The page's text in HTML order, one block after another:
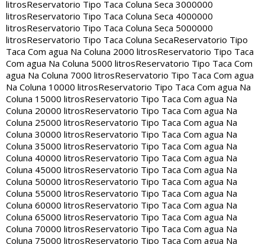
litrosReservatorio Tipo Taca Coluna Seca 3000000
litrosReservatorio Tipo Taca Coluna Seca 4000000
litrosReservatorio Tipo Taca Coluna Seca 5000000
litrosReservatorio Tipo Taca Coluna SecaReservatorio Tipo
Taca Com agua Na Coluna 2000 litrosReservatorio Tipo Taca
Com agua Na Coluna 5000 litrosReservatorio Tipo Taca Com
agua Na Coluna 7000 litrosReservatorio Tipo Taca Com agua
Na Coluna 10000 litrosReservatorio Tipo Taca Com agua Na
Coluna 15000 litrosReservatorio Tipo Taca Com agua Na
Coluna 20000 litrosReservatorio Tipo Taca Com agua Na
Coluna 25000 litrosReservatorio Tipo Taca Com agua Na
Coluna 30000 litrosReservatorio Tipo Taca Com agua Na
Coluna 35000 litrosReservatorio Tipo Taca Com agua Na
Coluna 40000 litrosReservatorio Tipo Taca Com agua Na
Coluna 45000 litrosReservatorio Tipo Taca Com agua Na
Coluna 50000 litrosReservatorio Tipo Taca Com agua Na
Coluna 55000 litrosReservatorio Tipo Taca Com agua Na
Coluna 60000 litrosReservatorio Tipo Taca Com agua Na
Coluna 65000 litrosReservatorio Tipo Taca Com agua Na
Coluna 70000 litrosReservatorio Tipo Taca Com agua Na
Coluna 75000 litrosReservatorio Tipo Taca Com agua Na